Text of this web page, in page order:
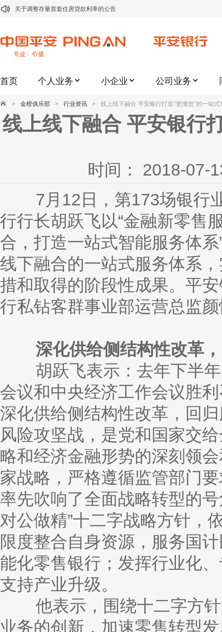
关于修订《平安银行平安金积存业务协议书（个人）》的公告
关于2021年劳动节期间代理贵金属业务风险提示的通知
关于加强代理贵金属业务风险防范的提示
关于进一步加强代理贵金属业务风险防范的提示
关于加强代理贵金属业务风险防范的提示
首页 个人业务 小企业 公司业务
> 金橙俱乐部 > 行业资讯 > 线上线下融合 平安银行打造“更懂您”的一站
线上线下融合 平安银行
时间： 2018-07-
7月 12日，第173场银行
行行长胡跃飞以“金融新零
合，打造一站式智能服务体
线下融合的一站式服务体系
措和取得的阶段性成果。平
行私钻客群事业部运营总监
深化供给侧结构性改革，
胡跃飞表示：去年下半年
会议和中央经济工作会议胜
深化供给侧结构性改革，回
风险攻坚战，是党和国家交
略和经济金融形势的深刻领
家战略，严格遵循监管部门
率先吹响了全面战略转型的
对公做精”十二字战略方针，
限度整合自身资源，服务国
能化零售银行；发挥行业化
支持产业升级。
他表示，围绕十二字方针
业务的创新，加速零售转型